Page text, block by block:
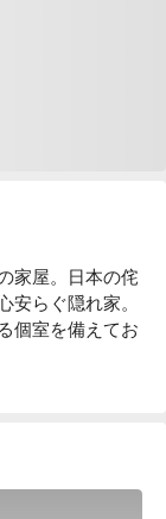
家屋。日本の侘
らぐ隠れ家。
個室を備えてお
しの心と、た
日常の中の美」